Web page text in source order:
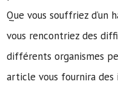
Que vous souffriez d’un
vous rencontriez des
différents organismes
article vous fournira